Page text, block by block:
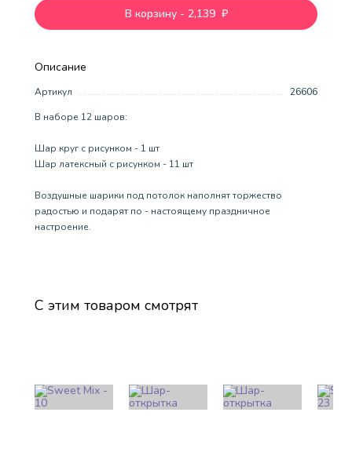
Описание
Артикул
26606
В наборе 12 шаров:
Шар круг с рисунком - 1 шт
Шар латексный с рисунком - 11 шт
Воздушные шарики под потолок наполнят торжество
радостью и подарят по - настоящему праздничное
настроение.
В корзину - 2,139 ₽
С этим товаром смотрят